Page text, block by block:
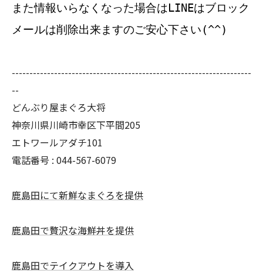
また情報いらなくなった場合はLINEはブロック
メールは削除出来ますのご安心下さい(^^)
--------------------------------------------------------------------
--
どんぶり屋まぐろ大将
神奈川県川崎市幸区下平間205
エトワールアダチ101
電話番号 : 044-567-6079
鹿島田にて新鮮なまぐろを提供
鹿島田で贅沢な海鮮丼を提供
鹿島田でテイクアウトを導入